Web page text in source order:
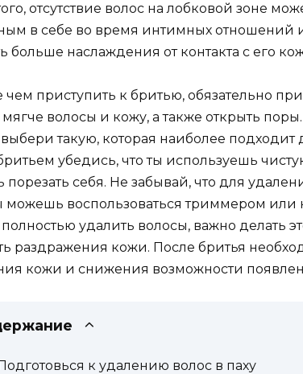
отсутствие волос на лобковой зоне
в себе во время интимных отношений
больше наслаждения от контакта с его
чем приступить к бритью, обязательно
волосы и кожу, а также открыть
такую, которая наиболее подходит
убедись, что ты используешь
себя. Не забывай, что для
можешь воспользоваться триммером или
удалить волосы, важно делать
раздражения кожи. После бритья
кожи и снижения возможности
к удалению волос в паху